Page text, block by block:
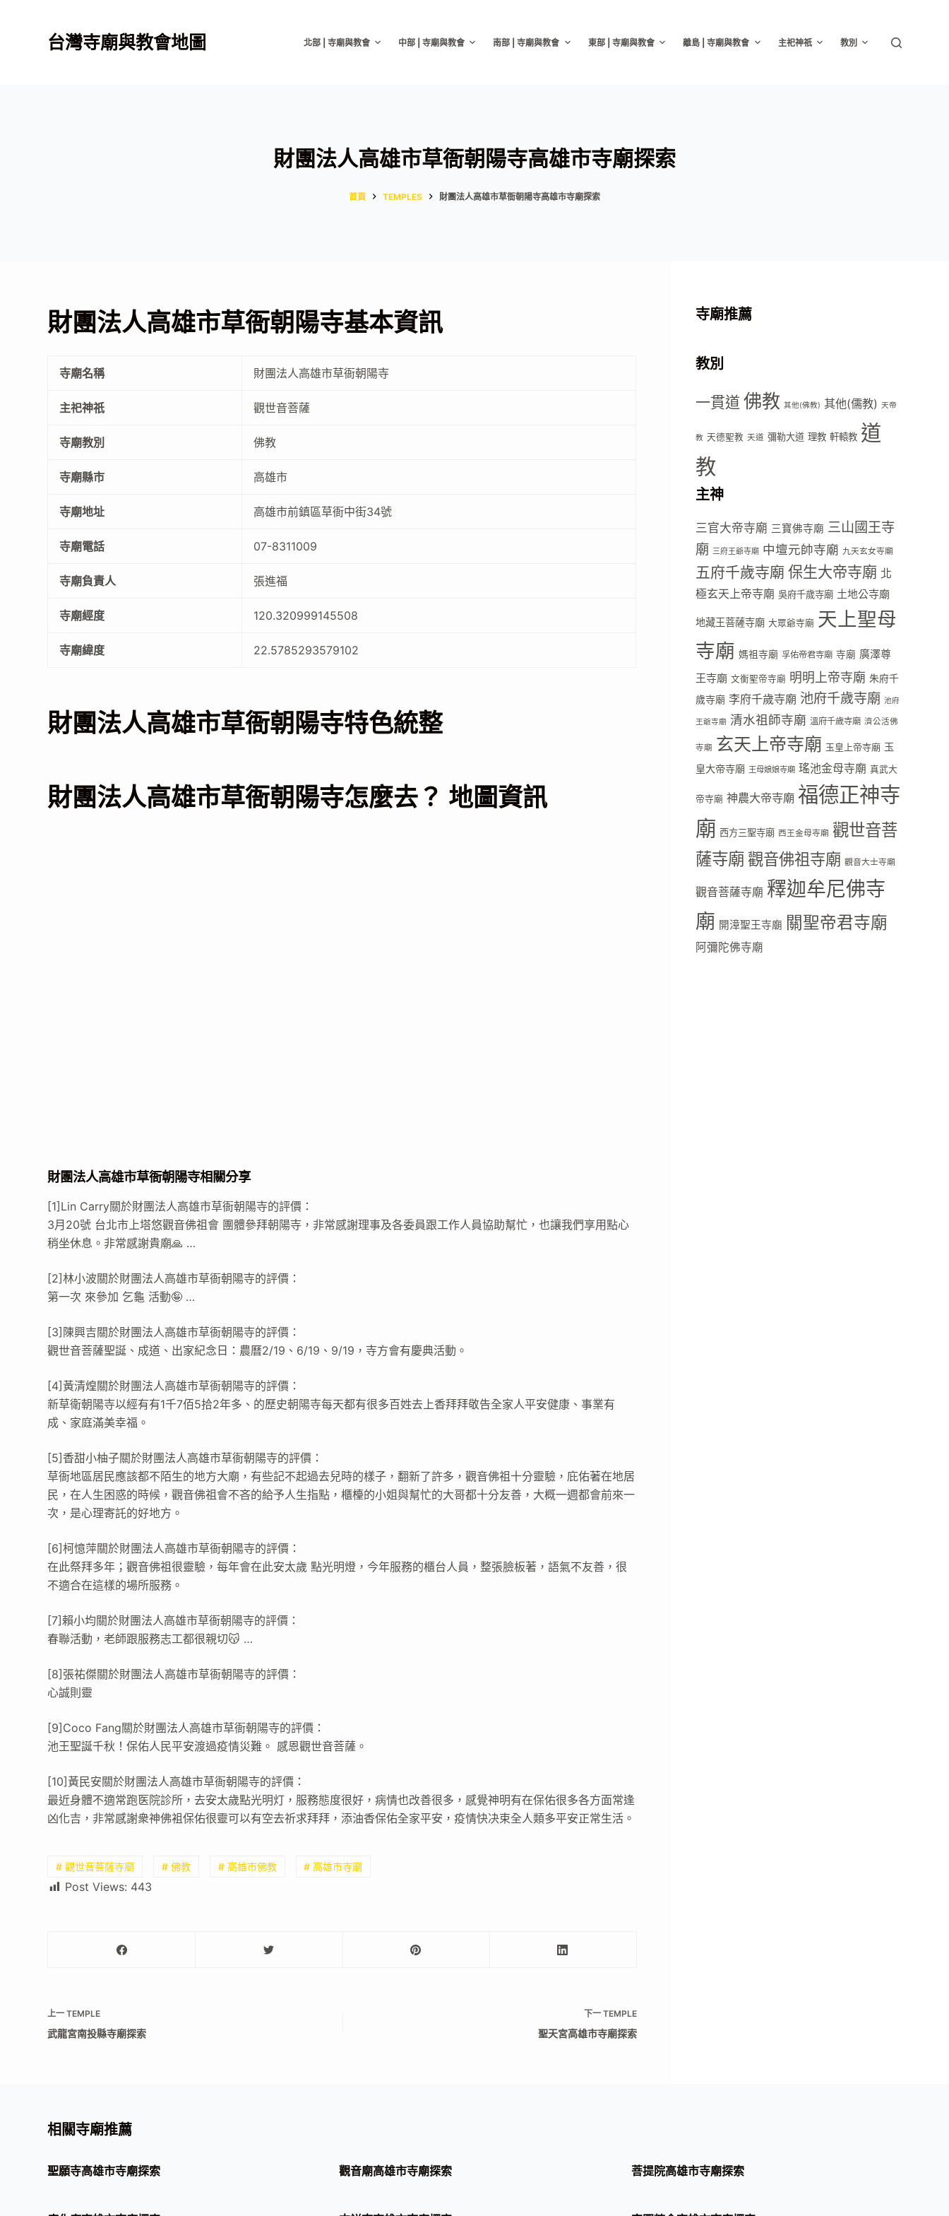
台灣寺廟與教會地圖 北部 | 寺廟與教會 中部 | 寺廟與教會 南部 | 寺廟與教會 東部 | 寺廟與教會 離島 | 寺廟與教會 主祀神祇 教別
財團法人高雄市草衙朝陽寺高雄市寺廟探索
首頁 TEMPLES 財團法人高雄市草衙朝陽寺高雄市寺廟探索
財團法人高雄市草衙朝陽寺基本資訊
寺廟名稱 財團法人高雄市草衙朝陽寺
主祀神祇 觀世音菩薩
寺廟教別 佛教
寺廟縣市 高雄市
寺廟地址 高雄市前鎮區草衙中街34號
寺廟電話 07-8311009
寺廟負責人 張進福
寺廟經度 120.320999145508
寺廟緯度 22.5785293579102
財團法人高雄市草衙朝陽寺特色統整
財團法人高雄市草衙朝陽寺怎麼去？ 地圖資訊
財團法人高雄市草衙朝陽寺相關分享
[1]Lin Carry關於財團法人高雄市草衙朝陽寺的評價：
3月20號 台北市上塔悠觀音佛祖會 團體參拜朝陽寺，非常感謝理事及各委員跟工作人員協助幫忙，也讓我們享用點心
稍坐休息。非常感謝貴廟🙏 …
[2]林小波關於財團法人高雄市草衙朝陽寺的評價：
第一次 來參加 乞龜 活動🤪 …
[3]陳興吉關於財團法人高雄市草衙朝陽寺的評價：
觀世音菩薩聖誕、成道、出家紀念日：農曆2/19、6/19、9/19，寺方會有慶典活動。
[4]黃清煌關於財團法人高雄市草衙朝陽寺的評價：
新草衛朝陽寺以經有有1千7佰5拾2年多、的歷史朝陽寺每天都有很多百姓去上香拜拜敬告全家人平安健康、事業有
成、家庭滿美幸福。
[5]香甜小柚子關於財團法人高雄市草衙朝陽寺的評價：
草衙地區居民應該都不陌生的地方大廟，有些記不起過去兒時的樣子，翻新了許多，觀音佛祖十分靈驗，庇佑著在地居
民，在人生困惑的時候，觀音佛祖會不吝的給予人生指點，櫃檯的小姐與幫忙的大哥都十分友善，大概一週都會前來一
次，是心理寄託的好地方。
[6]柯憶萍關於財團法人高雄市草衙朝陽寺的評價：
在此祭拜多年；觀音佛祖很靈驗，每年會在此安太歲 點光明燈，今年服務的櫃台人員，整張臉板著，語氣不友善，很
不適合在這樣的場所服務。
[7]賴小均關於財團法人高雄市草衙朝陽寺的評價：
春聯活動，老師跟服務志工都很親切😽 …
[8]張祐傑關於財團法人高雄市草衙朝陽寺的評價：
心誠則靈
[9]Coco Fang關於財團法人高雄市草衙朝陽寺的評價：
池王聖誕千秋！保佑人民平安渡過疫情災難。 感恩觀世音菩薩。
[10]黃民安關於財團法人高雄市草衙朝陽寺的評價：
最近身體不適常跑医院診所，去安太歲點光明灯，服務態度很好，病情也改善很多，感覺神明有在保佑很多各方面常逢
凶化吉，非常感謝衆神佛袓保佑很靈可以有空去祈求拜拜，添油香保佑全家平安，疫情快决束全人類多平安正常生活。
# 觀世音菩薩寺廟 # 佛教 # 高雄市佛教 # 高雄市寺廟
Post Views: 443
上一TEMPLE
武龍宮南投縣寺廟探索
下一 TEMPLE
聖天宮高雄市寺廟探索
寺廟推薦
教別
一貫道 佛教 其他(佛教) 其他(儒教) 天帝
教 天德聖教 天道 彌勒大道 理教 軒轅教 道
教
主神
三官大帝寺廟 三寶佛寺廟 三山國王寺
廟 三府王爺寺廟 中壇元帥寺廟 九天玄女寺廟
五府千歲寺廟 保生大帝寺廟 北
極玄天上帝寺廟 吳府千歲寺廟 土地公寺廟
地藏王菩薩寺廟 大眾爺寺廟 天上聖母
寺廟 媽祖寺廟 孚佑帝君寺廟 寺廟 廣澤尊
王寺廟 文衡聖帝寺廟 明明上帝寺廟 朱府千
歲寺廟 李府千歲寺廟 池府千歲寺廟 池府
王爺寺廟 清水祖師寺廟 溫府千歲寺廟 濟公活佛
寺廟 玄天上帝寺廟 玉皇上帝寺廟 玉
皇大帝寺廟 王母娘娘寺廟 瑤池金母寺廟 真武大
帝寺廟 神農大帝寺廟 福德正神寺
廟 西方三聖寺廟 西王金母寺廟 觀世音菩
薩寺廟觀音佛祖寺廟 觀音大士寺廟
觀音菩薩寺廟 釋迦牟尼佛寺
廟 開漳聖王寺廟 關聖帝君寺廟
阿彌陀佛寺廟
相關寺廟推薦
聖願寺高雄市寺廟探索 觀音廟高雄市寺廟探索 菩提院高雄市寺廟探索